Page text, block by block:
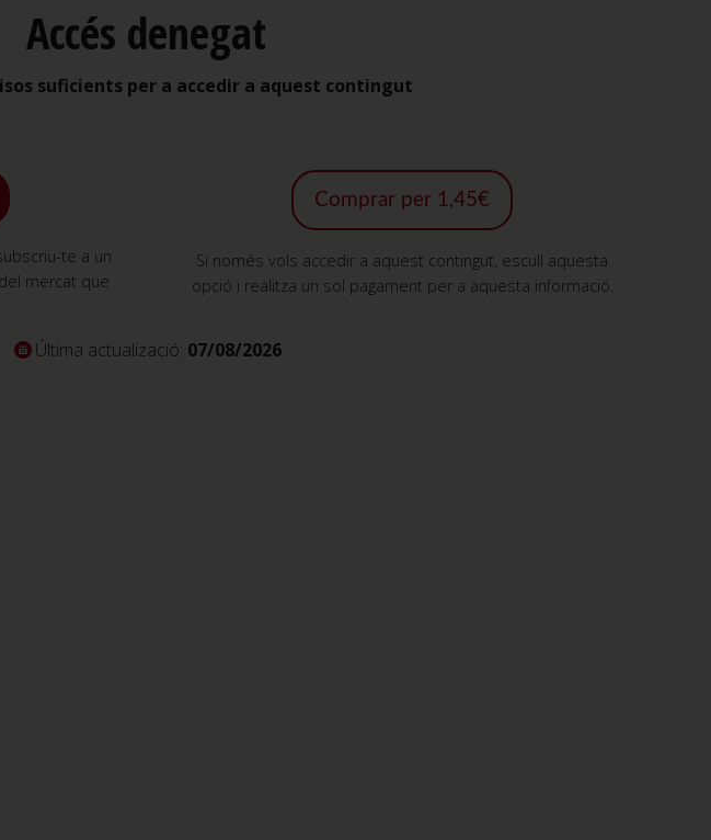
Accés denegat
suficients per a accedir a aquest contingut
te a un
mercat que
Comprar per 1,45€
Si només vols accedir a aquest contingut, escull aquesta
opció i realitza un sol pagament per a aquesta informació.
Última actualizació: 07/08/2026